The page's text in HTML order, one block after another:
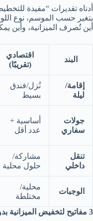
أدناه تقديرات “مفيدة
يتغير حسب الموسم، نوع
أين تُصرف الميزانية، وأين
البند
اقتصادي
(تقريبًا)
إقامة/
ليلة
نُزل/فندق
بسيط
جولات
سفاري
أساسية +
عدد أقل
تنقل
داخلي
مشاركة/
حلول محلية
الوجبات
محلية/
مختلطة
3 مفاتيح لتخفيض الميزانية بدون تخفيض التجربة ✅